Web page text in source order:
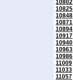
10802
10825
10848
10871
10894
10917
10940
10963
10986
11009
11033
11057